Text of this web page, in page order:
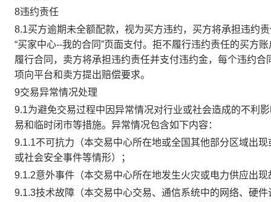
8违约责任
8.1买方逾期未全额配款，视为买方违约，买方将承担违约
“买家中心--我的合同”页面支付。拒不履行违约责任的买方
履行合同，卖方将承担违约责任并支付违约金，每个违约
项向平台和卖方提出赔偿要求。
9交易异常情况处理
9.1为避免交易过程中因异常情况对行业或社会造成的不利
易和临时闭市等措施。异常情况包含如下内容：
9.1.1不可抗力（本交易中心所在地或全国其他部分区域出
或社会安全事件等情形）；
9.1.2意外事件（本交易中心所在地发生火灾或电力供应出
9.1.3技术故障（本交易中心交易、通信系统中的网络、硬